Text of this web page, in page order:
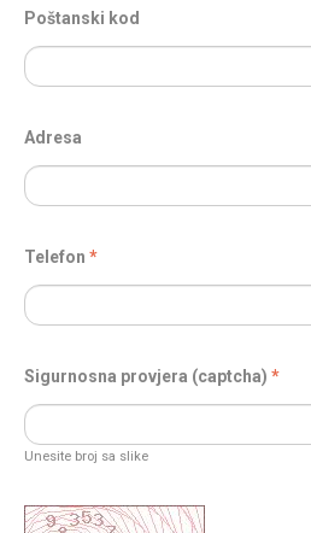
Poštanski kod
Adresa
Telefon
Sigurnosna provjera (captcha)
Unesite broj sa slike